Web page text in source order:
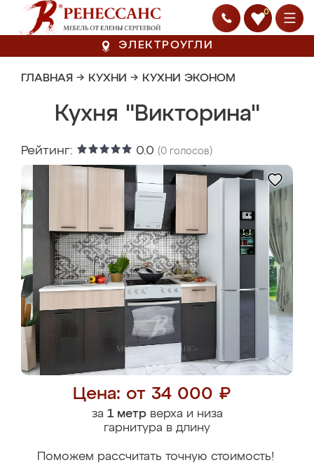
0
ЭЛЕКТРОУГЛИ
ГЛАВНАЯ → КУХНИ → КУХНИ ЭКОНОМ
Кухня "Викторина"
Рейтинг: 0.0 (0 голосов)
Цена: от 34 000 ₽
за 1 метрверха и низа
гарнитура в длину
Поможем рассчитать точную стоимость!